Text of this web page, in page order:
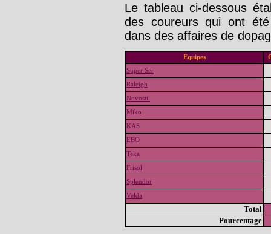
Le tableau ci-dessous
des coureurs qui ont
dans des affaires de
Equipes
Super Ser
Raleigh
Novostil
Miko
KAS
EBO
Teka
Frisol
Splendor
Velda
Total
Pourcentage